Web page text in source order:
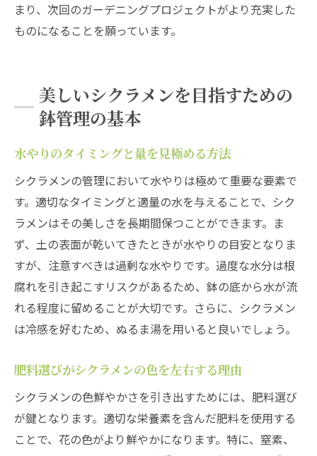
まり、次回のガーデニングプロジェクトがより充実した
ものになることを願っています。
美しいシクラメンを目指すための
鉢管理の基本
水やりのタイミングと量を見極める方法
シクラメンの管理において水やりは極めて重要な要素で
す。適切なタイミングと適量の水を与えることで、シク
ラメンはその美しさを長期間保つことができます。ま
ず、土の表面が乾いてきたときが水やりの目安となりま
すが、注意すべきは過剰な水やりです。過度な水分は根
腐れを引き起こすリスクがあるため、鉢の底から水が流
れる程度に留めることが大切です。さらに、シクラメン
は冷感を好むため、ぬるま湯を用いると良いでしょう。
肥料選びがシクラメンの色を左右する理由
シクラメンの色鮮やかさを引き出すためには、肥料選び
が鍵となります。適切な栄養素を含んだ肥料を使用する
ことで、花の色がより鮮やかになります。特に、窒素、